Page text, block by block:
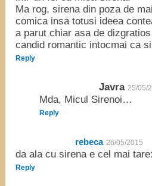
Ma rog, sirena din poza de
comica insa totusi ideea
a parut chiar asa de
candid romantic intocmai ca
Reply
Javra 25/05/
Mda, Micul Sirenoi…
Reply
rebeca 26/05/2015
da ala cu sirena e cel mai
Reply